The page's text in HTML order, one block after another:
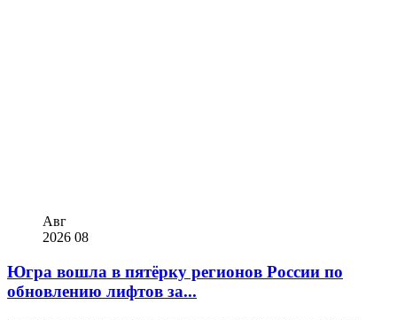
Авг
2026 08
Югра вошла в пятёрку регионов России по
обновлению лифтов за...